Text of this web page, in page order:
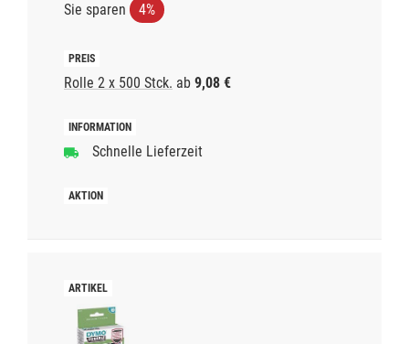
Sie sparen 4%
Rolle 2 x 500 Stck. ab 9,08 €
Schnelle Lieferzeit